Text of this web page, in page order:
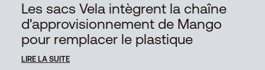
Les sacs Vela intègrent la chaîne
d'approvisionnement de Mango
pour remplacer le plastique
LIRE LA SUITE